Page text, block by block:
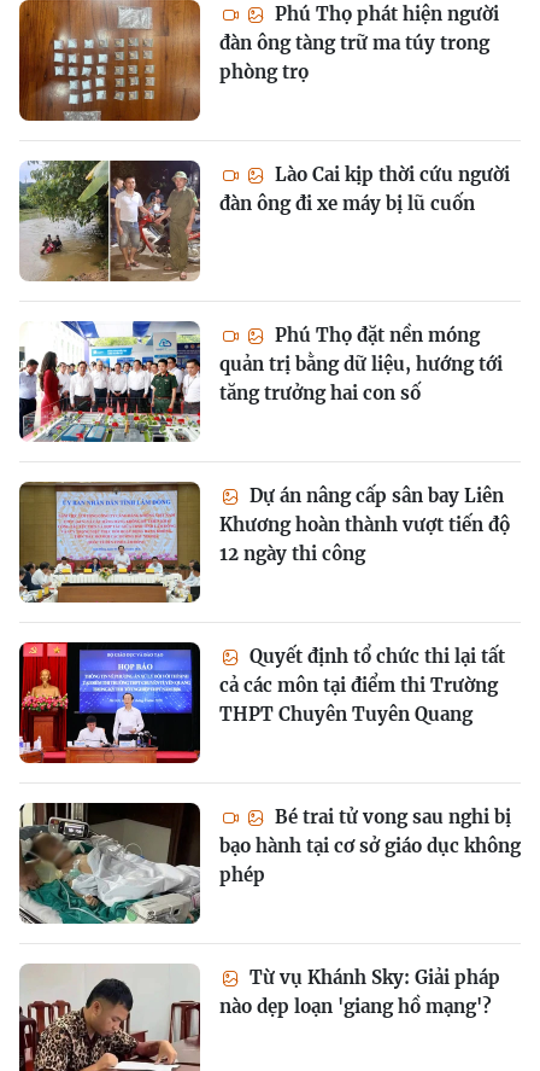
Phú Thọ phát hiện người
đàn ông tàng trữ ma túy trong
phòng trọ
Lào Cai kịp thời cứu người
đàn ông đi xe máy bị lũ cuốn
Phú Thọ đặt nền móng
quản trị bằng dữ liệu, hướng tới
tăng trưởng hai con số
Dự án nâng cấp sân bay Liên
Khương hoàn thành vượt tiến độ
12 ngày thi công
Quyết định tổ chức thi lại tất
cả các môn tại điểm thi Trường
THPT Chuyên Tuyên Quang
Bé trai tử vong sau nghi bị
bạo hành tại cơ sở giáo dục không
phép
Từ vụ Khánh Sky: Giải pháp
nào dẹp loạn 'giang hồ mạng'?